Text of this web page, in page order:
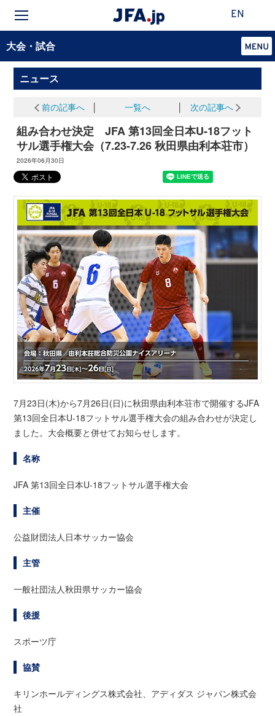
EN
大会・試合
ニュース
前の記事へ 一覧へ 次の記事へ
組み合わせ決定 JFA 第13回全日本U-18フット
サル選手権大会（7.23-7.26 秋田県由利本荘市）
2026年06月30日
7月23日(木)から7月26日(日)に秋田県由利本荘市で開催するJFA
第13回全日本U-18フットサル選手権大会の組み合わせが決定し
ました。大会概要と併せてお知らせします。
名称
JFA 第13回全日本U-18フットサル選手権大会
主催
公益財団法人日本サッカー協会
主管
一般社団法人秋田県サッカー協会
後援
スポーツ庁
協賛
キリンホールディングス株式会社、アディダス ジャパン株式会
社